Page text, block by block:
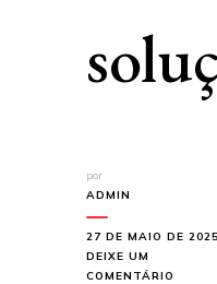
por
ADMIN
27 DE MAIO DE 2025
DEIXE UM
COMENTÁRIO